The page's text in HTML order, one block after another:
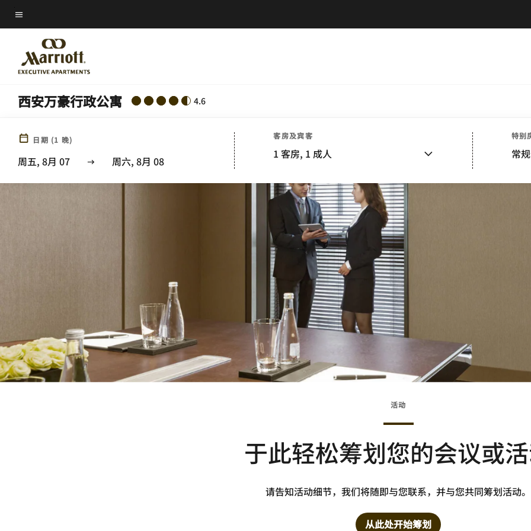
Skip
to
content
菜单文本
西安万豪行政公寓 4.6
日期 (1 晚)
周五, 8月 07 周六, 8月 08
客房及宾客
1 客房, 1 成人
特别
常
活动
于此轻松筹划您的会议或
请告知活动细节，我们将随即与您联系，并与您共同筹划活动。
从此处开始筹划